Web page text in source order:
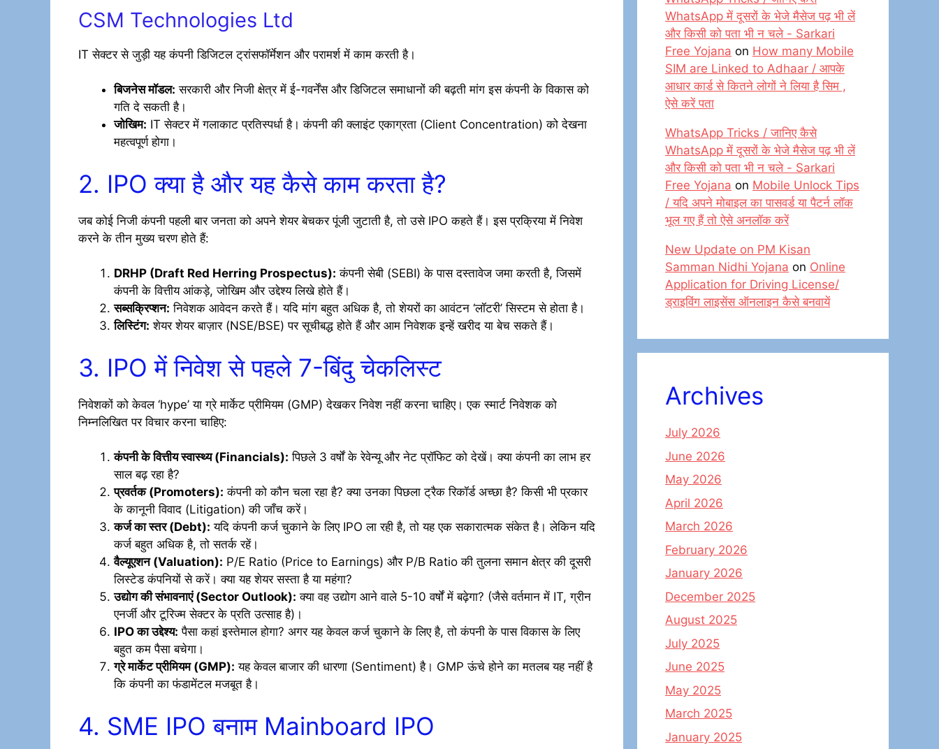
CSM Technologies Ltd
IT सेक्टर से जुड़ी यह कंपनी डिजिटल ट्रांसफॉर्मेशन और परामर्श में काम करती है।
बिजनेस मॉडल: सरकारी और निजी क्षेत्र में ई-गवर्नेंस और डिजिटल समाधानों की बढ़ती मांग इस कंपनी के विकास को
गति दे सकती है।
जोखिम: IT सेक्टर में गलाकाट प्रतिस्पर्धा है। कंपनी की क्लाइंट एकाग्रता (Client Concentration) को देखना
महत्वपूर्ण होगा।
2. IPO क्या है और यह कैसे काम करता है?
जब कोई निजी कंपनी पहली बार जनता को अपने शेयर बेचकर पूंजी जुटाती है, तो उसे IPO कहते हैं। इस प्रक्रिया में निवेश
करने के तीन मुख्य चरण होते हैं:
DRHP (Draft Red Herring Prospectus): कंपनी सेबी (SEBI) के पास दस्तावेज जमा करती है, जिसमें
कंपनी के वित्तीय आंकड़े, जोखिम और उद्देश्य लिखे होते हैं।
सब्सक्रिप्शन: निवेशक आवेदन करते हैं। यदि मांग बहुत अधिक है, तो शेयरों का आवंटन ‘लॉटरी’ सिस्टम से होता है।
लिस्टिंग: शेयर शेयर बाज़ार (NSE/BSE) पर सूचीबद्ध होते हैं और आम निवेशक इन्हें खरीद या बेच सकते हैं।
3. IPO में निवेश से पहले 7-बिंदु चेकलिस्ट
निवेशकों को केवल ‘hype’ या ग्रे मार्केट प्रीमियम (GMP) देखकर निवेश नहीं करना चाहिए। एक स्मार्ट निवेशक को
निम्नलिखित पर विचार करना चाहिए:
कंपनी के वित्तीय स्वास्थ्य (Financials): पिछले 3 वर्षों के रेवेन्यू और नेट प्रॉफिट को देखें। क्या कंपनी का लाभ हर
साल बढ़ रहा है?
प्रवर्तक (Promoters): कंपनी को कौन चला रहा है? क्या उनका पिछला ट्रैक रिकॉर्ड अच्छा है? किसी भी प्रकार
के कानूनी विवाद (Litigation) की जाँच करें।
कर्ज का स्तर (Debt): यदि कंपनी कर्ज चुकाने के लिए IPO ला रही है, तो यह एक सकारात्मक संकेत है। लेकिन यदि
कर्ज बहुत अधिक है, तो सतर्क रहें।
वैल्यूएशन (Valuation): P/E Ratio (Price to Earnings) और P/B Ratio की तुलना समान क्षेत्र की दूसरी
लिस्टेड कंपनियों से करें। क्या यह शेयर सस्ता है या महंगा?
उद्योग की संभावनाएं (Sector Outlook): क्या वह उद्योग आने वाले 5-10 वर्षों में बढ़ेगा? (जैसे वर्तमान में IT, ग्रीन
एनर्जी और टूरिज्म सेक्टर के प्रति उत्साह है)।
IPO का उद्देश्य: पैसा कहां इस्तेमाल होगा? अगर यह केवल कर्ज चुकाने के लिए है, तो कंपनी के पास विकास के लिए
बहुत कम पैसा बचेगा।
ग्रे मार्केट प्रीमियम (GMP): यह केवल बाजार की धारणा (Sentiment) है। GMP ऊंचे होने का मतलब यह नहीं है
कि कंपनी का फंडामेंटल मजबूत है।
4. SME IPO बनाम Mainboard IPO
WhatsApp में दूसरों के भेजे मैसेज पढ़ भी लें
और किसी को पता भी न चले - Sarkari
Free Yojana on How many Mobile
SIM are Linked to Adhaar / आपके
आधार कार्ड से कितने लोगों ने लिया है सिम ,
ऐसे करें पता
WhatsApp Tricks / जानिए कैसे
WhatsApp में दूसरों के भेजे मैसेज पढ़ भी लें
और किसी को पता भी न चले - Sarkari
Free Yojana on Mobile Unlock Tips
/ यदि अपने मोबाइल का पासवर्ड या पैटर्न लॉक
भूल गए हैं तो ऐसे अनलॉक करें
New Update on PM Kisan
Samman Nidhi Yojana on Online
Application for Driving License/
ड्राइविंग लाइसेंस ऑनलाइन कैसे बनवायें
Archives
July 2026
June 2026
May 2026
April 2026
March 2026
February 2026
January 2026
December 2025
August 2025
July 2025
June 2025
May 2025
March 2025
January 2025